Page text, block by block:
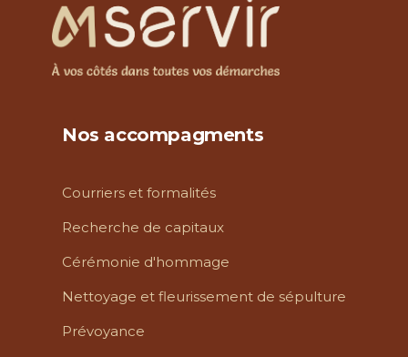
Nos accompagments
Courriers et formalités
Recherche de capitaux
Cérémonie d'hommage
Nettoyage et fleurissement de sépulture
Prévoyance